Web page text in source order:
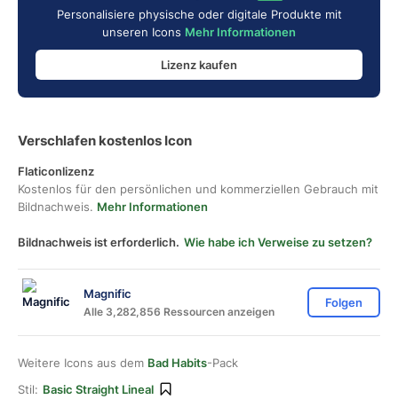
Personalisiere physische oder digitale Produkte mit
unseren Icons Mehr Informationen
Lizenz kaufen
Verschlafen kostenlos Icon
Flaticonlizenz
Kostenlos für den persönlichen und kommerziellen Gebrauch mit
Bildnachweis. Mehr Informationen
Bildnachweis ist erforderlich. Wie habe ich Verweise zu setzen?
Magnific
Alle 3,282,856 Ressourcen anzeigen
Folgen
Weitere Icons aus dem Bad Habits-Pack
Stil: Basic Straight Lineal